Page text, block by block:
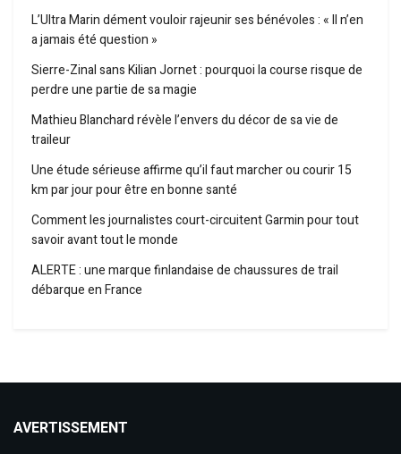
L’Ultra Marin dément vouloir rajeunir ses bénévoles : « Il n’en
a jamais été question »
Sierre-Zinal sans Kilian Jornet : pourquoi la course risque de
perdre une partie de sa magie
Mathieu Blanchard révèle l’envers du décor de sa vie de
traileur
Une étude sérieuse affirme qu’il faut marcher ou courir 15
km par jour pour être en bonne santé
Comment les journalistes court-circuitent Garmin pour tout
savoir avant tout le monde
ALERTE : une marque finlandaise de chaussures de trail
débarque en France
AVERTISSEMENT